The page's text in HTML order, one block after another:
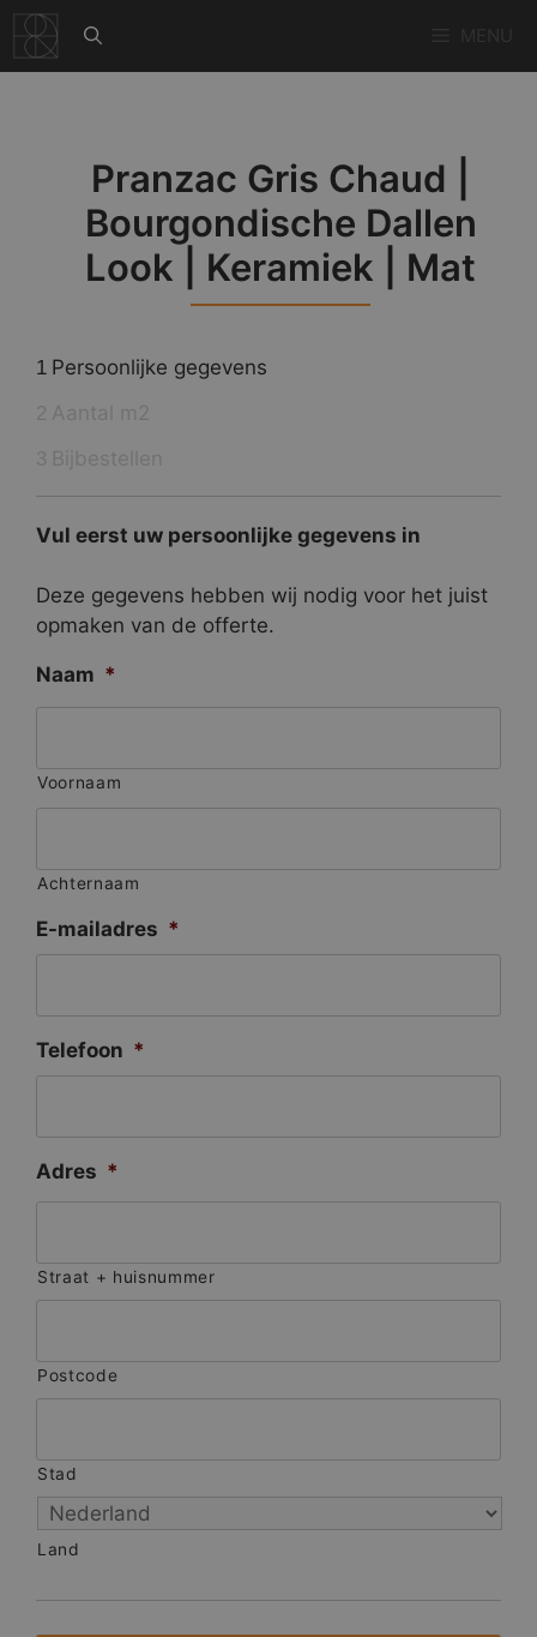
naar
de
Pranzac Gris Chaud |
Bourgondische Dallen
Look | Keramiek | Mat
1 Persoonlijke gegevens
Vul eerst uw persoonlijke gegevens in
Deze gegevens hebben wij nodig voor het juist
opmaken van de offerte.
Naam *
Voornaam
Achternaam
E-mailadres *
Telefoon *
Adres *
Straat + huisnummer
Postcode
Stad
Land